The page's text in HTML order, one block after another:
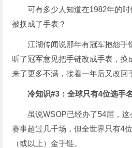
可有多少人知道在1982年的时
被换成了手表？
江湖传闻说那年有冠军抱怨手
听了冠军意见把手链改成手表，换
来了更多不满，接着一年后又改回
冷知识#3 ：全球只有4位选手
虽说WSOP已经办了54届，
赛事超过几千场，但全世界只有4
（或以上）金手链。